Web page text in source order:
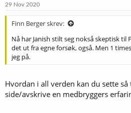
time kanskje den dominerende
dette med bare drøyt 1 gram Tettnang
totalvolum i kjele etter kok (15gram på
29 Nov 2020
Finn Berger skrev:
Nå har Janish stilt seg nokså skeptisk til
det ut fra egne forsøk, også. Men 1
jeg på.
Hvordan i all verden kan du sette
side/avskrive en medbryggers